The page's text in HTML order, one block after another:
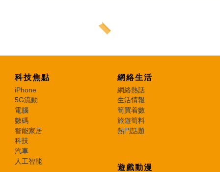
科技焦點
iPhone
5G流動
電腦
數碼
智能家居
科技
汽車
人工智能
網絡生活
網絡熱話
生活情報
筍買着數
旅遊筍料
熱門話題
遊戲動漫